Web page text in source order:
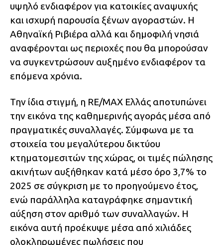
υψηλό ενδιαφέρον για κατοικίες αναψυχής
και ισχυρή παρουσία ξένων αγοραστών. Η
Αθηναϊκή Ριβιέρα αλλά και δημοφιλή νησιά
αναφέρονται ως περιοχές που θα μπορούσαν
να συγκεντρώσουν αυξημένο ενδιαφέρον τα
επόμενα χρόνια.
Την ίδια στιγμή, η RE/MAX Ελλάς αποτυπώνει
την εικόνα της καθημερινής αγοράς μέσα από
πραγματικές συναλλαγές. Σύμφωνα με τα
στοιχεία του μεγαλύτερου δικτύου
κτηματομεσιτών της χώρας, οι τιμές πώλησης
ακινήτων αυξήθηκαν κατά μέσο όρο 3,7% το
2025 σε σύγκριση με το προηγούμενο έτος,
ενώ παράλληλα καταγράφηκε σημαντική
αύξηση στον αριθμό των συναλλαγών. Η
εικόνα αυτή προέκυψε μέσα από χιλιάδες
ολοκληρωμένες πωλήσεις που